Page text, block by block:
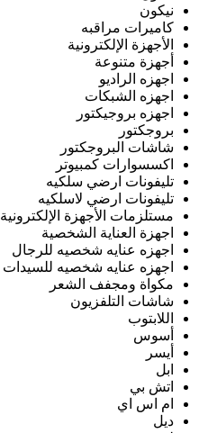
نيكون
كاميرات مراقبه
الأجهزة الإلكترونية
أجهزة متنوعة
اجهزه الراديو
اجهزه الشبكات
اجهزه بروجيكتور
بروجكتور
شاشات البروجكتور
اكسسوارات كمبيوتر
تليفونات ارضي سلكيه
تليفونات ارضي لاسلكيه
مستلزمات الأجهزة الإلكترونية
اجهزة العناية الشخصية
اجهزه عنايه شخصيه للرجال
اجهزه عنايه شخصيه للسيدات
مكواة ومجفف الشعر
شاشات التلفزيون
اللابتوب
أسوس
أيسر
ابل
اتش بي
ام اس اي
ديل